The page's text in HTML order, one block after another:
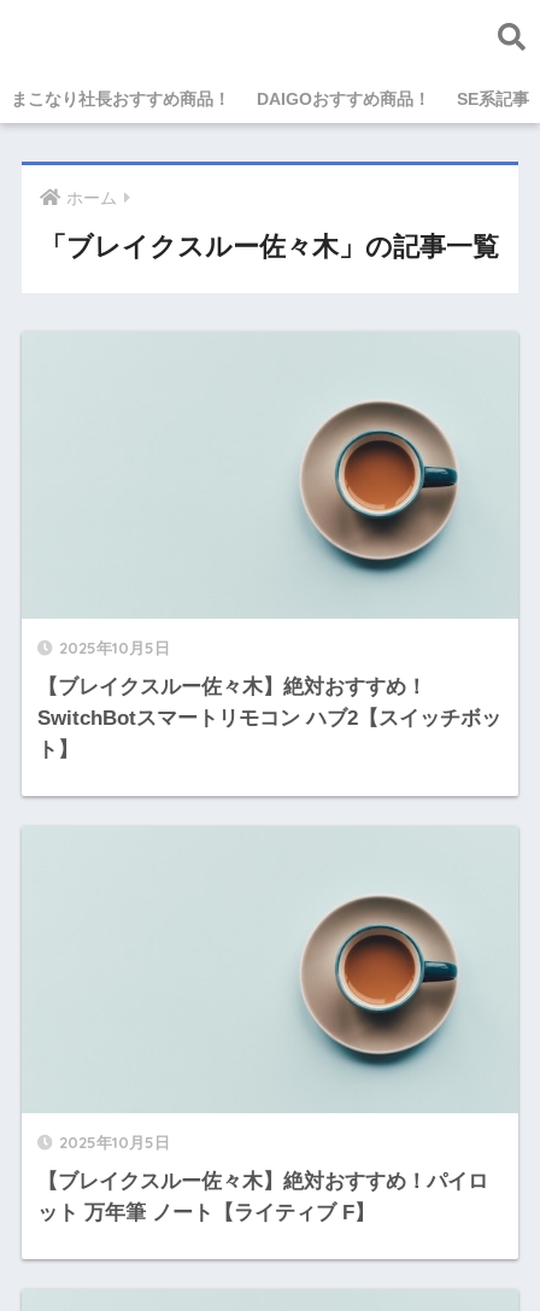
まこなり社長おすすめ商品！ DAIGOおすすめ商品！ SE系記事
ホーム
「ブレイクスルー佐々木」の記事一覧
2025年10月5日
【ブレイクスルー佐々木】絶対おすすめ！
SwitchBotスマートリモコン ハブ2【スイッチボッ
ト】
2025年10月5日
【ブレイクスルー佐々木】絶対おすすめ！パイロ
ット 万年筆 ノート【ライティブ F】